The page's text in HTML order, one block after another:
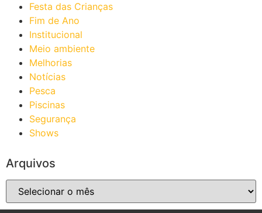
Festa das Crianças
Fim de Ano
Institucional
Meio ambiente
Melhorias
Notícias
Pesca
Piscinas
Segurança
Shows
Arquivos